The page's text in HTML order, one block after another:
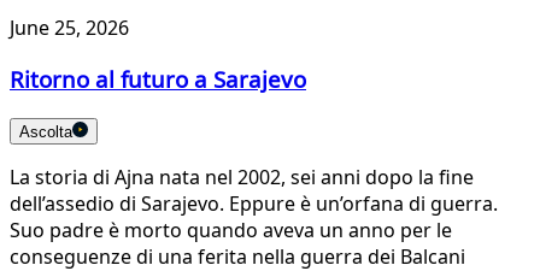
June 25, 2026
Ritorno al futuro a Sarajevo
Ascolta
La storia di Ajna nata nel 2002, sei anni dopo la fine
dell’assedio di Sarajevo. Eppure è un’orfana di guerra.
Suo padre è morto quando aveva un anno per le
conseguenze di una ferita nella guerra dei Balcani